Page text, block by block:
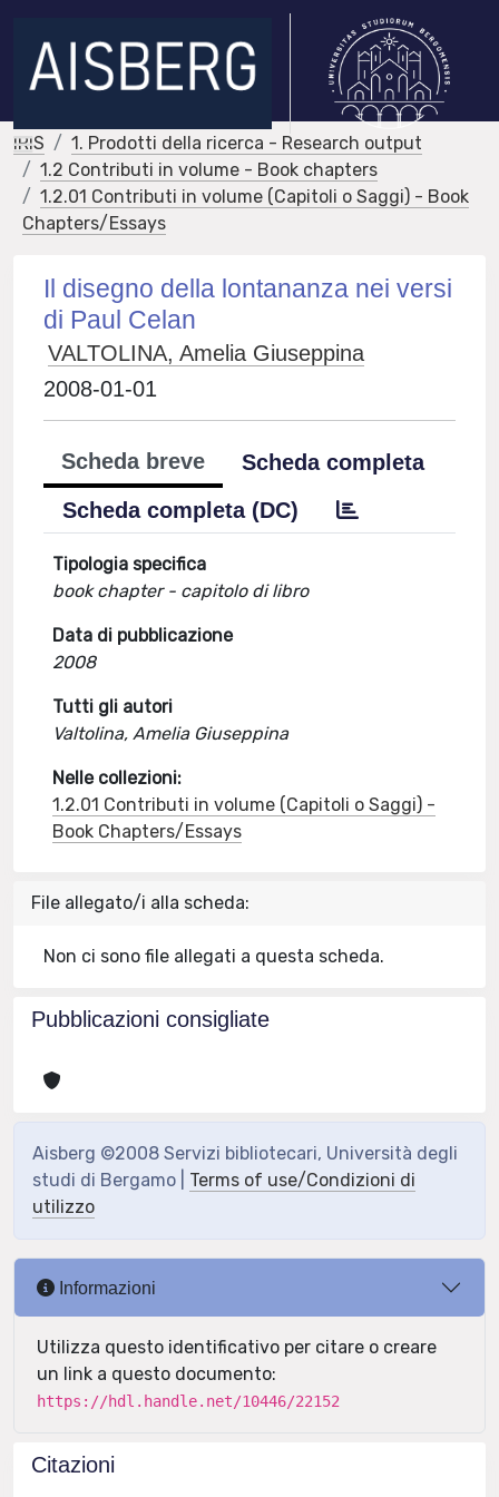
IRIS
1. Prodotti della ricerca - Research output
1.2 Contributi in volume - Book chapters
1.2.01 Contributi in volume (Capitoli o Saggi) - Book
Chapters/Essays
Il disegno della lontananza nei versi
di Paul Celan
VALTOLINA, Amelia Giuseppina
2008-01-01
Scheda breve
Scheda completa
Scheda completa (DC)
Tipologia specifica
book chapter - capitolo di libro
Data di pubblicazione
2008
Tutti gli autori
Valtolina, Amelia Giuseppina
Nelle collezioni:
1.2.01 Contributi in volume (Capitoli o Saggi) -
Book Chapters/Essays
File allegato/i alla scheda:
Non ci sono file allegati a questa scheda.
Pubblicazioni consigliate
Aisberg ©2008 Servizi bibliotecari, Università degli
studi di Bergamo | Terms of use/Condizioni di
utilizzo
Informazioni
Utilizza questo identificativo per citare o creare
un link a questo documento:
https://hdl.handle.net/10446/22152
Citazioni